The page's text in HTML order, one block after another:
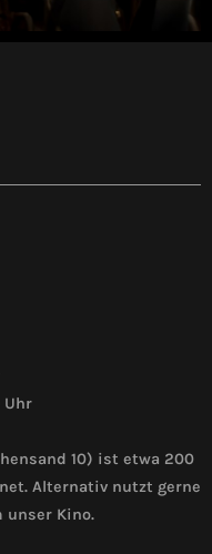
Uhr
10) ist etwa 200
Alternativ nutzt gerne
unser Kino.